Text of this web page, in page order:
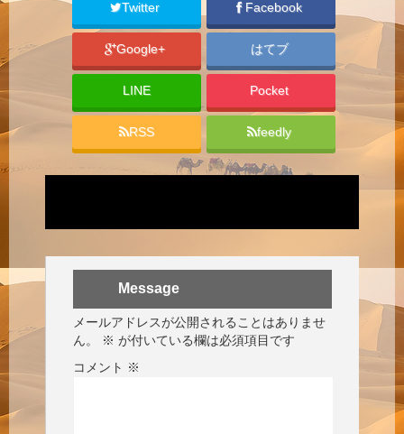
Twitter Facebook
Google+ はてブ
LINE Pocket
RSS feedly
Message
メールアドレスが公開されることはありませ
ん。
※ が付いている欄は必須項目です
コメント ※